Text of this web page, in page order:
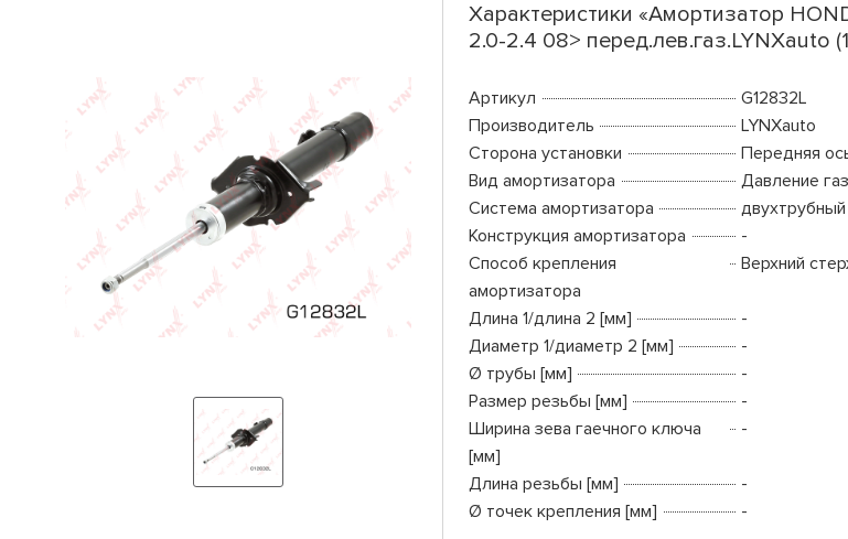
Характеристики «Амортизатор
2.0-2.4 08> перед.лев.газ.LYNXauto
Артикул
G12832L
Производитель
LYNXauto
Сторона установки
Передняя
Вид амортизатора
Давление
Система амортизатора
двухтрубный
Конструкция амортизатора
-
Способ крепления
амортизатора
Верхний
Длина 1/длина 2 [мм]
-
Диаметр 1/диаметр 2 [мм]
-
Ø трубы [мм]
-
Размер резьбы [мм]
-
Ширина зева гаечного ключа
[мм]
-
Длина резьбы [мм]
-
Ø точек крепления [мм]
-